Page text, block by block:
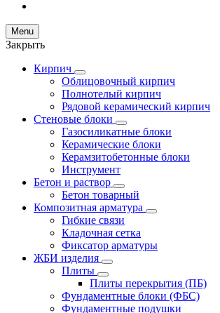
Menu
Закрыть
Кирпич
Облицовочный кирпич
Полнотелый кирпич
Рядовой керамический кирпич
Стеновые блоки
Газосиликатные блоки
Керамические блоки
Керамзитобетонные блоки
Инструмент
Бетон и раствор
Бетон товарный
Композитная арматура
Гибкие связи
Кладочная сетка
Фиксатор арматуры
ЖБИ изделия
Плиты
Плиты перекрытия (ПБ)
Фундаментные блоки (ФБС)
Фундаментные подушки